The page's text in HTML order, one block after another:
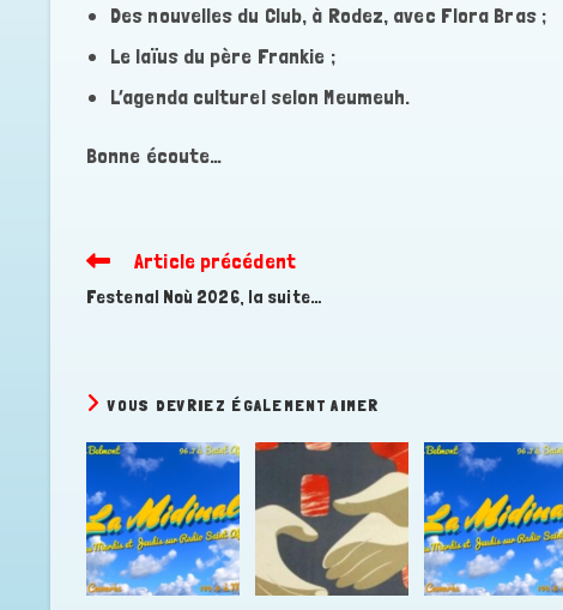
Des nouvelles du Club, à Rodez, avec Flora Bras ;
Le laïus du père Frankie ;
L’agenda culturel selon Meumeuh.
Bonne écoute…
Read
articles
Article précédent
Festenal Noù 2026, la suite…
VOUS DEVRIEZ ÉGALEMENT AIMER